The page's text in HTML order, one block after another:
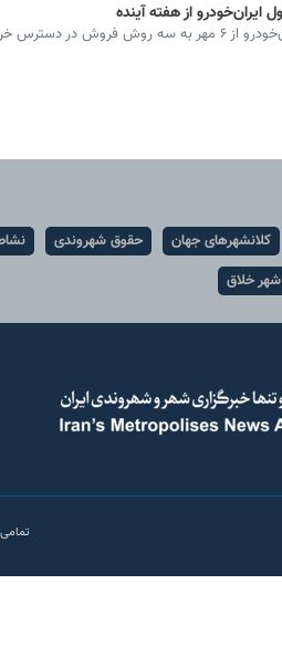
۱۱ محصول پرتقاضای شرکت ایران‌خودرو از ۶ مهر به سه روش فروش در
کلانشهرهای جهان حقوق شهروندی
شهر خلاق